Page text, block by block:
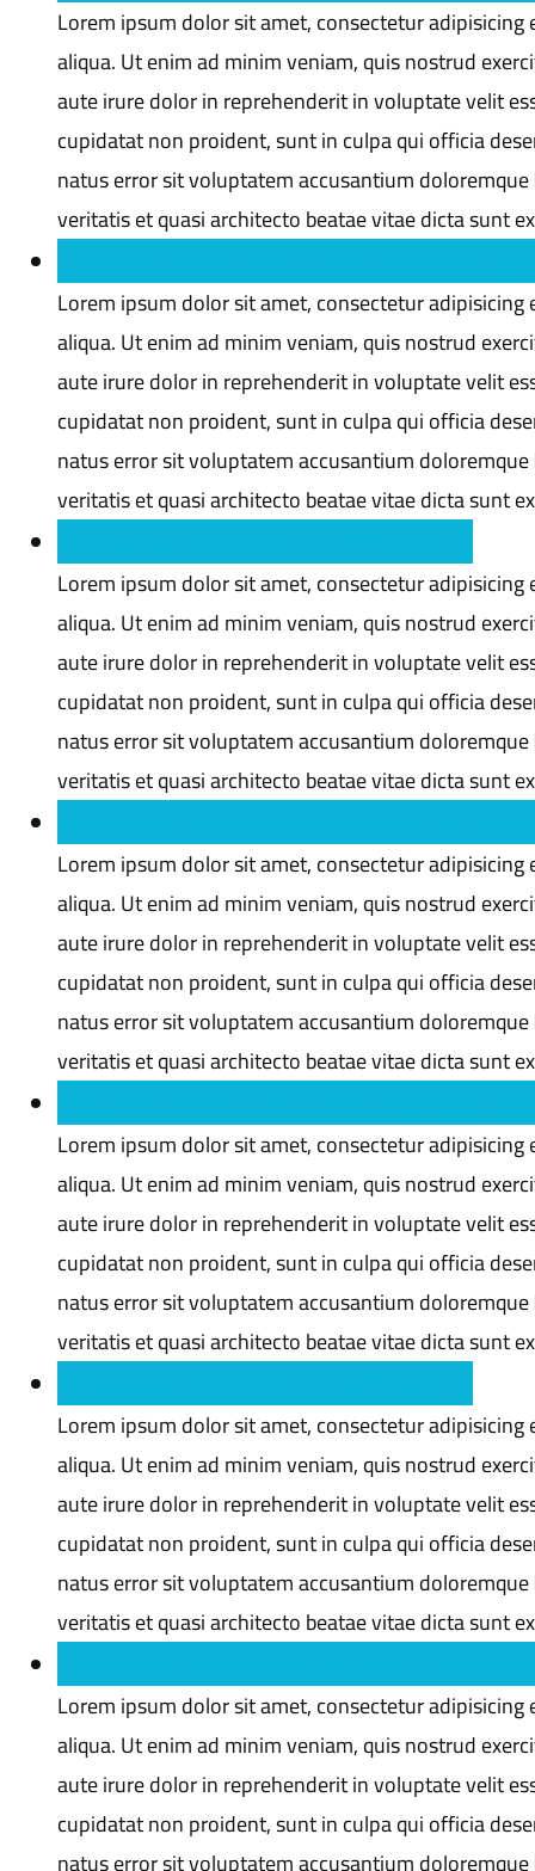
Lorem ipsum dolor sit amet, consectetur
aliqua. Ut enim ad minim veniam, quis nostrud
aute irure dolor in reprehenderit in voluptate velit
cupidatat non proident, sunt in culpa qui officia
natus error sit voluptatem accusantium
veritatis et quasi architecto beatae vitae dicta sunt
Lorem ipsum dolor sit amet, consectetur
aliqua. Ut enim ad minim veniam, quis nostrud
aute irure dolor in reprehenderit in voluptate velit
cupidatat non proident, sunt in culpa qui officia
natus error sit voluptatem accusantium
veritatis et quasi architecto beatae vitae dicta sunt
Lorem ipsum dolor sit amet, consectetur
aliqua. Ut enim ad minim veniam, quis nostrud
aute irure dolor in reprehenderit in voluptate velit
cupidatat non proident, sunt in culpa qui officia
natus error sit voluptatem accusantium
veritatis et quasi architecto beatae vitae dicta sunt
Lorem ipsum dolor sit amet, consectetur
aliqua. Ut enim ad minim veniam, quis nostrud
aute irure dolor in reprehenderit in voluptate velit
cupidatat non proident, sunt in culpa qui officia
natus error sit voluptatem accusantium
veritatis et quasi architecto beatae vitae dicta sunt
Lorem ipsum dolor sit amet, consectetur
aliqua. Ut enim ad minim veniam, quis nostrud
aute irure dolor in reprehenderit in voluptate velit
cupidatat non proident, sunt in culpa qui officia
natus error sit voluptatem accusantium
veritatis et quasi architecto beatae vitae dicta sunt
Lorem ipsum dolor sit amet, consectetur
aliqua. Ut enim ad minim veniam, quis nostrud
aute irure dolor in reprehenderit in voluptate velit
cupidatat non proident, sunt in culpa qui officia
natus error sit voluptatem accusantium
veritatis et quasi architecto beatae vitae dicta sunt
Lorem ipsum dolor sit amet, consectetur
aliqua. Ut enim ad minim veniam, quis nostrud
aute irure dolor in reprehenderit in voluptate velit
cupidatat non proident, sunt in culpa qui officia
natus error sit voluptatem accusantium